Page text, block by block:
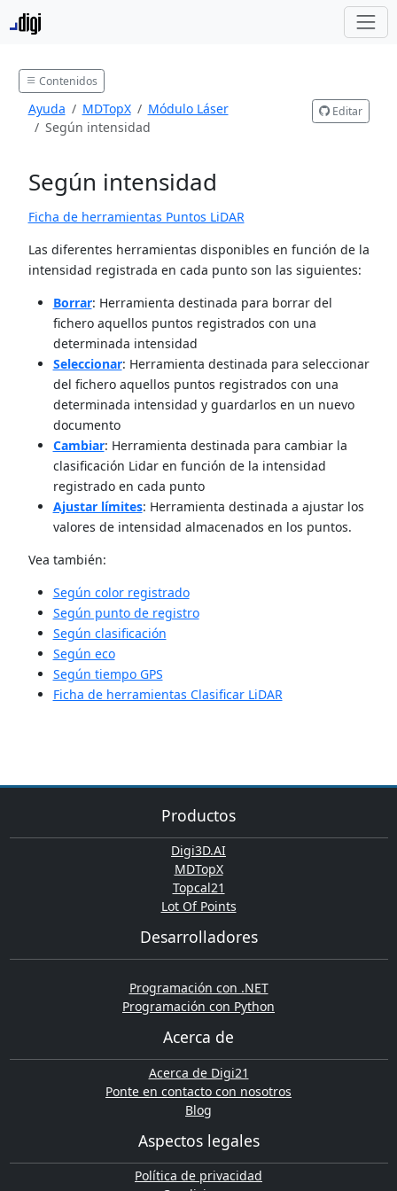
Contenidos
Ayuda MDTopX
Módulo Láser
Según intensidad
Editar
Según intensidad
Ficha de herramientas Puntos LiDAR
Las diferentes herramientas disponibles en función de la
intensidad registrada en cada punto son las siguientes:
Borrar: Herramienta destinada para borrar del
fichero aquellos puntos registrados con una
determinada intensidad
Seleccionar: Herramienta destinada para seleccionar
del fichero aquellos puntos registrados con una
determinada intensidad y guardarlos en un nuevo
documento
Cambiar: Herramienta destinada para cambiar la
clasificación Lidar en función de la intensidad
registrado en cada punto
Ajustar límites: Herramienta destinada a ajustar los
valores de intensidad almacenados en los puntos.
Vea también:
Según color registrado
Según punto de registro
Según clasificación
Según eco
Según tiempo GPS
Ficha de herramientas Clasificar LiDAR
Productos
Digi3D.AI
MDTopX
Topcal21
Lot Of Points
Desarrolladores
Programación con .NET
Programación con Python
Acerca de
Acerca de Digi21
Ponte en contacto con nosotros
Blog
Aspectos legales
Política de privacidad